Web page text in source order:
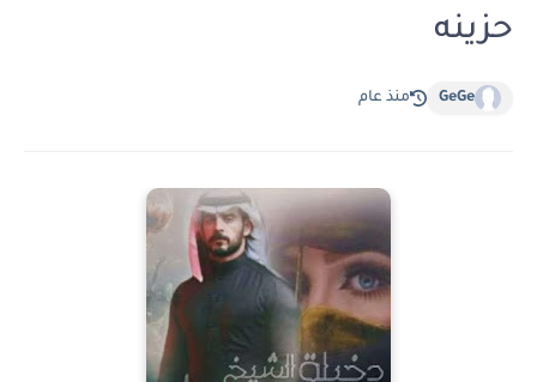
حزينه
GeGe منذ عام